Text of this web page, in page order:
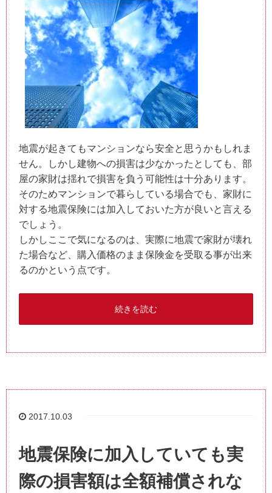
地震が起きてもマンションなら安全と思うかもしれま
せん。しかし建物への損害は少なかったとしても、部
屋の家財は揺れで損害を負う可能性は十分あります。
そのためマンションで暮らしている場合でも、家財に
対する地震保険には加入しておいた方が良いと言える
でしょう。
しかしここで気になるのは、実際に地震で家財が壊れ
た場合など、購入価格のまま保険金を受取る事が出来
るのかという点です。
続きを読む
2017.10.03
地震保険に加入していても実
際の損害額は全額補償されな